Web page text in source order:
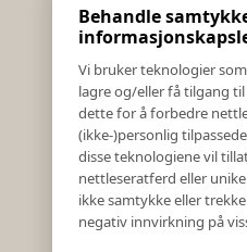
Behandle
Vi bruker teknologier
lagre og/eller få tilgang
dette for å forbedre
(ikke-)personlig
disse teknologiene vil
nettleseratferd eller
ikke samtykke eller
negativ innvirkning på
Meld deg på vårt
Her får du
E-post